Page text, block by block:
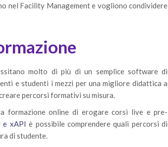
nel Facility Management e vogliono condividere
molto di più di un semplice software di
e studenti i mezzi per una migliore didattica a
percorsi formativi su misura.
formazione online di erogare corsi live e pre-
e xAPI è possibile comprendere quali percorsi di
di studente.